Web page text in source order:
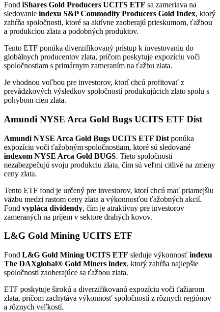
Fond iShares Gold Producers UCITS ETF sa zameriava na
sledovanie indexu S&P Commodity Producers Gold Index, ktorý
zahŕňa spoločnosti, ktoré sa aktívne zaoberajú prieskumom, ťažbou
a produkciou zlata a podobných produktov.
Tento ETF ponúka diverzifikovaný prístup k investovaniu do
globálnych producentov zlata, pričom poskytuje expozíciu voči
spoločnostiam s primárnym zameraním na ťažbu zlata.
Je vhodnou voľbou pre investorov, ktorí chcú profitovať z
prevádzkových výsledkov spoločností produkujúcich zlato spolu s
pohybom cien zlata.
Amundi NYSE Arca Gold Bugs UCITS ETF Dist
Amundi NYSE Arca Gold Bugs UCITS ETF Dist ponúka
expozíciu voči ťažobným spoločnostiam, ktoré sú sledované
indexom NYSE Arca Gold BUGS. Tieto spoločnosti
nezabezpečujú svoju produkciu zlata, čím sú veľmi citlivé na zmeny
ceny zlata.
Tento ETF fond je určený pre investorov, ktorí chcú mať priamejšiu
väzbu medzi rastom ceny zlata a výkonnosťou ťažobných akcií.
Fond vypláca dividendy, čím je atraktívny pre investorov
zameraných na príjem v sektore drahých kovov.
L&G Gold Mining UCITS ETF
Fond L&G Gold Mining UCITS ETF sleduje výkonnosť indexu
The DAXglobal® Gold Miners index, ktorý zahŕňa najlepšie
spoločnosti zaoberajúce sa ťažbou zlata.
ETF poskytuje širokú a diverzifikovanú expozíciu voči ťažiarom
zlata, pričom zachytáva výkonnosť spoločností z rôznych regiónov
a rôznych veľkostí.